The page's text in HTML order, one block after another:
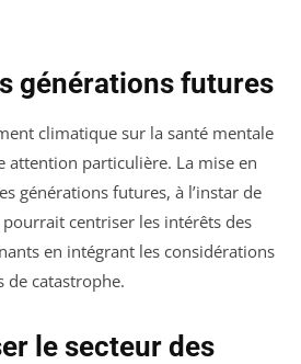
générations futures
climatique sur la santé mentale
attention particulière. La mise en
générations futures, à l’instar de
pourrait centriser les intérêts des
en intégrant les considérations
de catastrophe.
le secteur des